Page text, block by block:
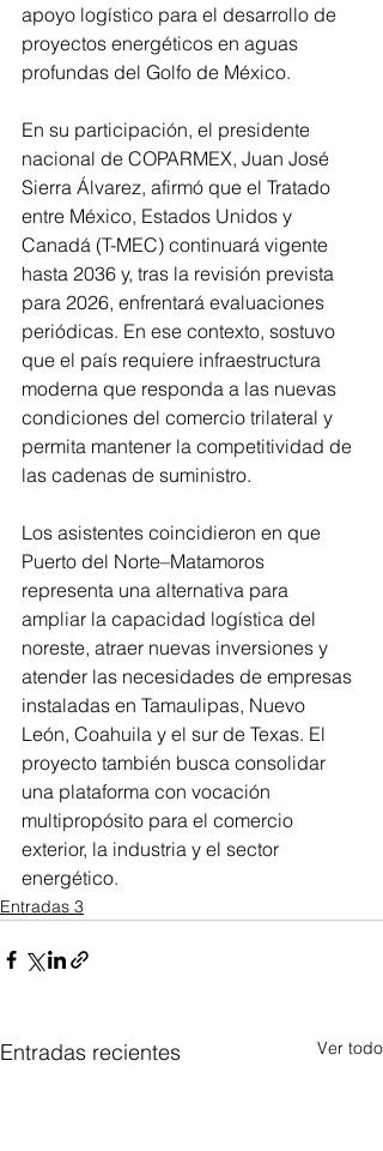
apoyo logístico para el desarrollo de
proyectos energéticos en aguas
profundas del Golfo de México.
En su participación, el presidente
nacional de COPARMEX, Juan José
Sierra Álvarez, afirmó que el Tratado
entre México, Estados Unidos y
Canadá (T-MEC) continuará vigente
hasta 2036 y, tras la revisión prevista
para 2026, enfrentará evaluaciones
periódicas. En ese contexto, sostuvo
que el país requiere infraestructura
moderna que responda a las nuevas
condiciones del comercio trilateral y
permita mantener la competitividad de
las cadenas de suministro.
Los asistentes coincidieron en que
Puerto del Norte–Matamoros
representa una alternativa para
ampliar la capacidad logística del
noreste, atraer nuevas inversiones y
atender las necesidades de empresas
instaladas en Tamaulipas, Nuevo
León, Coahuila y el sur de Texas. El
proyecto también busca consolidar
una plataforma con vocación
multipropósito para el comercio
exterior, la industria y el sector
energético.
Entradas 3
Entradas recientes Ver todo